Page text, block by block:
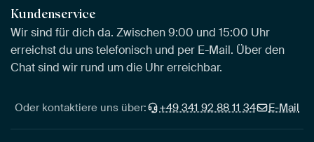
Kundenservice
Wir sind für dich da. Zwischen 9:00 und 15:00 Uhr
erreichst du uns telefonisch und per E-Mail. Über den
Chat sind wir rund um die Uhr erreichbar.
Oder kontaktiere uns über: +49 341 92 88 11 34 E-Mail